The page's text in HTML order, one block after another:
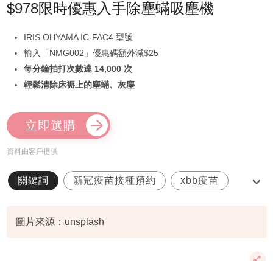
$978限時優惠入手除塵蟎吸塵機
IRIS OHYAMA IC-FAC4 型號
輸入「NMG002」優惠碼額外減$25
每分鐘拍打次數達 14,000 次
輕鬆清除床褥上的塵蟎、灰塵
立即選購
資料由客戶提供
關鍵詞 新冠疫苗接種預約 xbb疫苗
圖片來源：unsplash